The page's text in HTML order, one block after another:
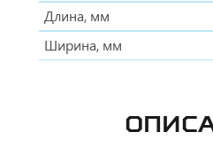
Длина, мм
Ширина, мм